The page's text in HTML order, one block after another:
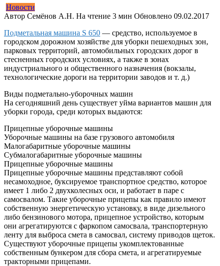
Новости
Автор Семёнов А.Н. На чтение 3 мин Обновлено 09.02.2017
Подметальная машина S 650 — средство, используемое в
городском дорожном хозяйстве для уборки пешеходных зон,
парковых территорий, автомобильных городских дорог в
стесненных городских условиях, а также в зонах
индустриального и общественного назначения (вокзалы,
технологические дороги на территории заводов и т. д.)
Виды подметально-уборочных машин
На сегодняшний день существует уйма вариантов машин для
уборки города, среди которых выдаются:
Прицепные уборочные машины
Уборочные машины на базе грузового автомобиля
Малогабаритные уборочные машины
Субмалогабаритные уборочные машины
Прицепные уборочные машины
Прицепные уборочные машины представляют собой
несамоходное, буксируемое транспортное средство, которое
имеет 1 либо 2 двухколесных оси, и работает в паре с
самосвалом. Такие уборочные прицепы как правило имеют
собственную энергетическую установку, в виде дизельного
либо бензинового мотора, прицепное устройство, которым
они агрегатируются с фаркопом самосвала, транспортерную
ленту для выброса смета в самосвал, систему приводов щеток.
Существуют уборочные прицепы укомплектованные
собственным бункером для сбора смета, и агрегатируемые
тракторными прицепами.